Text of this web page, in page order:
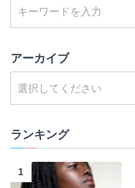
アーカイブ
ランキング
1